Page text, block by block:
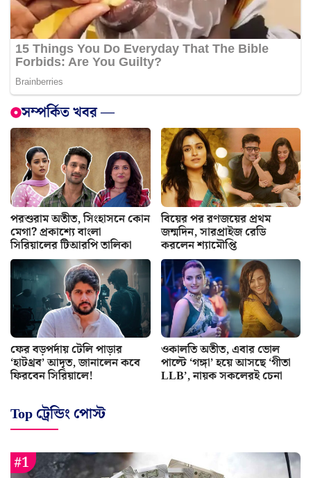
সম্পর্কিত খবর —
পরশুরাম অতীত, সিংহাসনে কোন
মেগা? প্রকাশ্যে বাংলা
সিরিয়ালের টিআরপি তালিকা
বিয়ের পর রণজয়ের প্রথম
জন্মদিন, সারপ্রাইজ রেডি
করলেন শ্যামৌপ্তি
ফের বড়পর্দায় টেলি পাড়ার
‘হাটথ্রব’ আদৃত, জানালেন কবে
ফিরবেন সিরিয়ালে!
ওকালতি অতীত, এবার ভোল
পাল্টে ‘গঙ্গা’ হয়ে আসছে ‘গীতা
LLB’, নায়ক সকলেরই চেনা
Top ট্রেন্ডিং পোস্ট